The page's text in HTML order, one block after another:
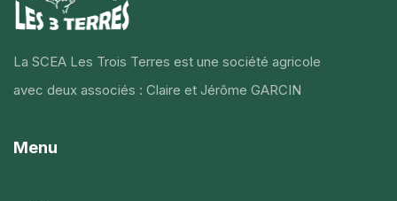
La SCEA Les Trois Terres est une société agricole
avec deux associés : Claire et Jérôme GARCIN
Menu